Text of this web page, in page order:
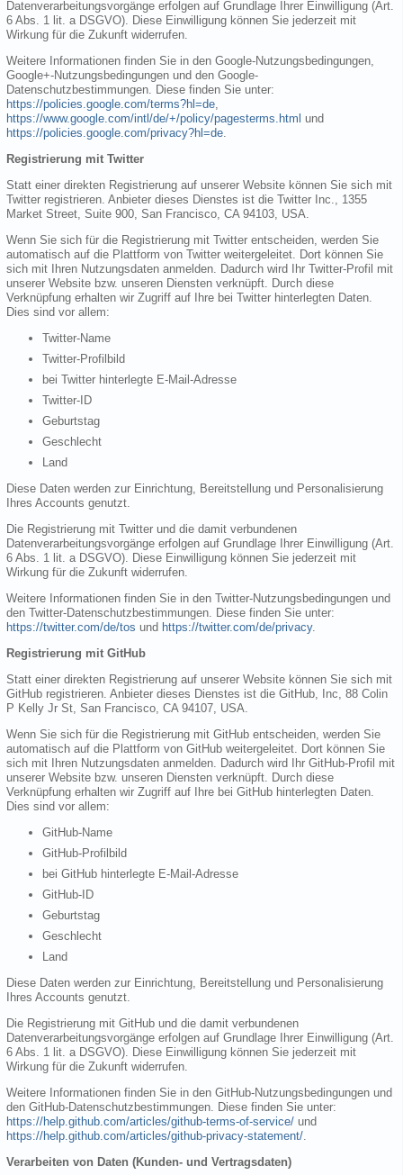
Datenverarbeitungsvorgänge erfolgen auf Grundlage Ihrer Einwilligung (Art.
6 Abs. 1 lit. a DSGVO). Diese Einwilligung können Sie jederzeit mit
Wirkung für die Zukunft widerrufen.
Weitere Informationen finden Sie in den Google-Nutzungsbedingungen,
Google+-Nutzungsbedingungen und den Google-
Datenschutzbestimmungen. Diese finden Sie unter:
https://policies.google.com/terms?hl=de,
https://www.google.com/intl/de/+/policy/pagesterms.html und
https://policies.google.com/privacy?hl=de.
Registrierung mit Twitter
Statt einer direkten Registrierung auf unserer Website können Sie sich mit
Twitter registrieren. Anbieter dieses Dienstes ist die Twitter Inc., 1355
Market Street, Suite 900, San Francisco, CA 94103, USA.
Wenn Sie sich für die Registrierung mit Twitter entscheiden, werden Sie
automatisch auf die Plattform von Twitter weitergeleitet. Dort können Sie
sich mit Ihren Nutzungsdaten anmelden. Dadurch wird Ihr Twitter-Profil mit
unserer Website bzw. unseren Diensten verknüpft. Durch diese
Verknüpfung erhalten wir Zugriff auf Ihre bei Twitter hinterlegten Daten.
Dies sind vor allem:
Twitter-Name
Twitter-Profilbild
bei Twitter hinterlegte E-Mail-Adresse
Twitter-ID
Geburtstag
Geschlecht
Land
Diese Daten werden zur Einrichtung, Bereitstellung und Personalisierung
Ihres Accounts genutzt.
Die Registrierung mit Twitter und die damit verbundenen
Datenverarbeitungsvorgänge erfolgen auf Grundlage Ihrer Einwilligung (Art.
6 Abs. 1 lit. a DSGVO). Diese Einwilligung können Sie jederzeit mit
Wirkung für die Zukunft widerrufen.
Weitere Informationen finden Sie in den Twitter-Nutzungsbedingungen und
den Twitter-Datenschutzbestimmungen. Diese finden Sie unter:
https://twitter.com/de/tos und https://twitter.com/de/privacy.
Registrierung mit GitHub
Statt einer direkten Registrierung auf unserer Website können Sie sich mit
GitHub registrieren. Anbieter dieses Dienstes ist die GitHub, Inc, 88 Colin
P Kelly Jr St, San Francisco, CA 94107, USA.
Wenn Sie sich für die Registrierung mit GitHub entscheiden, werden Sie
automatisch auf die Plattform von GitHub weitergeleitet. Dort können Sie
sich mit Ihren Nutzungsdaten anmelden. Dadurch wird Ihr GitHub-Profil mit
unserer Website bzw. unseren Diensten verknüpft. Durch diese
Verknüpfung erhalten wir Zugriff auf Ihre bei GitHub hinterlegten Daten.
Dies sind vor allem:
GitHub-Name
GitHub-Profilbild
bei GitHub hinterlegte E-Mail-Adresse
GitHub-ID
Geburtstag
Geschlecht
Land
Diese Daten werden zur Einrichtung, Bereitstellung und Personalisierung
Ihres Accounts genutzt.
Die Registrierung mit GitHub und die damit verbundenen
Datenverarbeitungsvorgänge erfolgen auf Grundlage Ihrer Einwilligung (Art.
6 Abs. 1 lit. a DSGVO). Diese Einwilligung können Sie jederzeit mit
Wirkung für die Zukunft widerrufen.
Weitere Informationen finden Sie in den GitHub-Nutzungsbedingungen und
den GitHub-Datenschutzbestimmungen. Diese finden Sie unter:
https://help.github.com/articles/github-terms-of-service/ und
https://help.github.com/articles/github-privacy-statement/.
Verarbeiten von Daten (Kunden- und Vertragsdaten)